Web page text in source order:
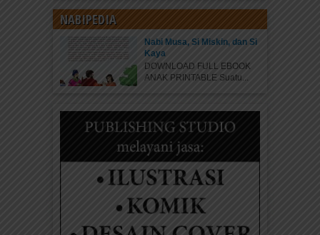
NABIPEDIA
Nabi Musa, Si Miskin, dan Si
Kaya
DOWNLOAD FULL EBOOK
ANAK PRINTABLE Suatu...